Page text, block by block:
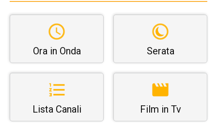
Ora in Onda Serata
Lista Canali Film in Tv